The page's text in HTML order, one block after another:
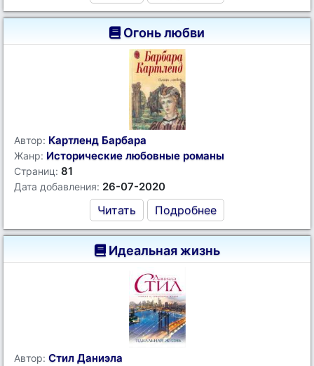
Огонь любви
Автор: Картленд Барбара
Жанр: Исторические любовные романы
Страниц: 81
Дата добавления: 26-07-2020
Читать Подробнее
Идеальная жизнь
Автор: Стил Даниэла